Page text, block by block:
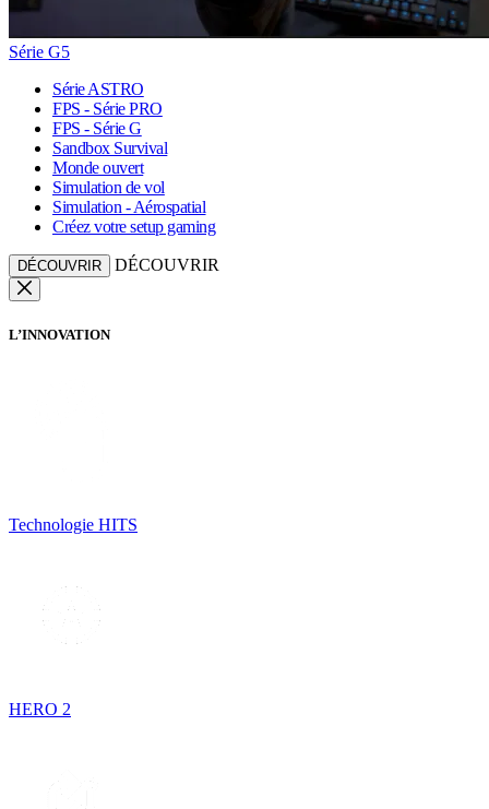
Série G5
Série ASTRO
FPS - Série PRO
FPS - Série G
Sandbox Survival
Monde ouvert
Simulation de vol
Simulation - Aérospatial
Créez votre setup gaming
DÉCOUVRIR DÉCOUVRIR
L’INNOVATION
Technologie HITS
HERO 2